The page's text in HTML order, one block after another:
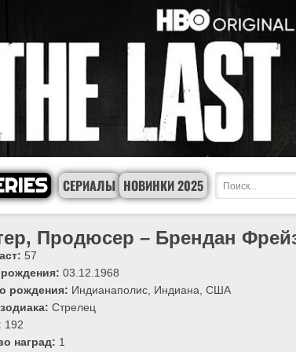
СЕРИАЛЫ НОВИНКИ 2025
Продюсер – Брендан
57
03.12.1968
рождения: Индианаполис, Индиана, США
Стрелец
192
наград: 1